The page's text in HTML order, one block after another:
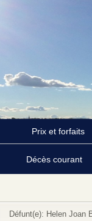
Prix et forfaits
Décès courant
Défunt(e): Helen Joan